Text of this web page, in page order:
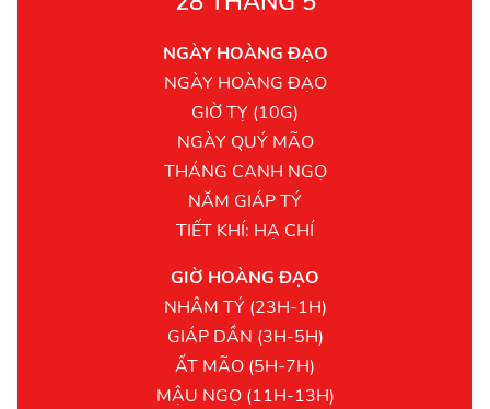
NGÀY HOÀNG ĐẠO
NGÀY HOÀNG ĐẠO
GIỜ TỴ (10G)
NGÀY QUÝ MÃO
THÁNG CANH NGỌ
NĂM GIÁP TÝ
TIẾT KHÍ: HẠ CHÍ
GIỜ HOÀNG ĐẠO
NHÂM TÝ (23H-1H)
GIÁP DẦN (3H-5H)
ẤT MÃO (5H-7H)
MẬU NGỌ (11H-13H)